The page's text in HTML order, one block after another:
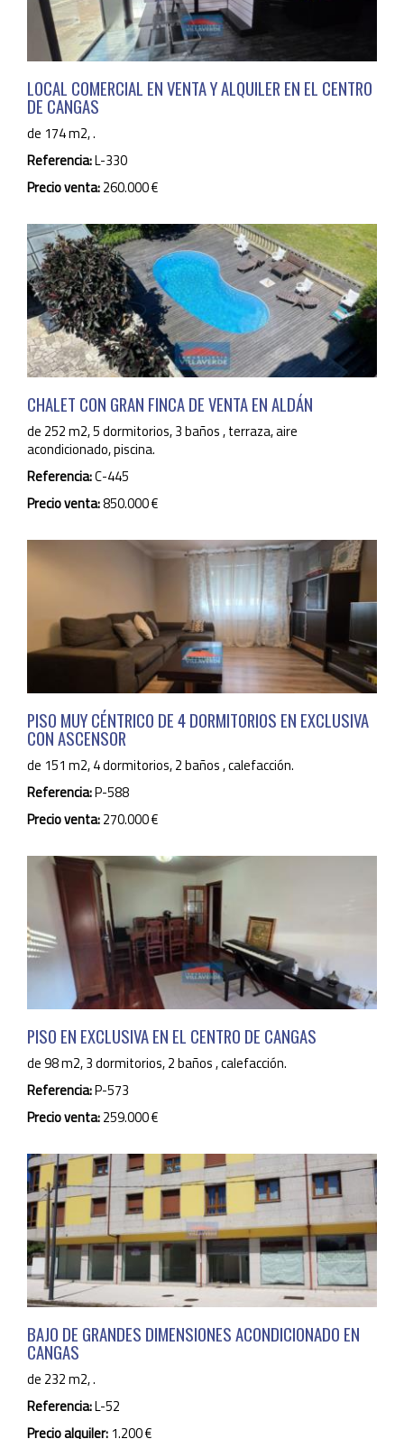
LOCAL COMERCIAL EN VENTA Y ALQUILER EN EL CENTRO
DE CANGAS
de 174 m2, .
Referencia:L-330
Precio venta:260.000 €
CHALET CON GRAN FINCA DE VENTA EN ALDÁN
de 252 m2, 5 dormitorios, 3 baños , terraza, aire
acondicionado, piscina.
Referencia:C-445
Precio venta:850.000 €
PISO MUY CÉNTRICO DE 4 DORMITORIOS EN EXCLUSIVA
CON ASCENSOR
de 151 m2, 4 dormitorios, 2 baños , calefacción.
Referencia:P-588
Precio venta:270.000 €
PISO EN EXCLUSIVA EN EL CENTRO DE CANGAS
de 98 m2, 3 dormitorios, 2 baños , calefacción.
Referencia:P-573
Precio venta:259.000 €
BAJO DE GRANDES DIMENSIONES ACONDICIONADO EN
CANGAS
de 232 m2, .
Referencia:L-52
Precio alquiler: 1.200 €